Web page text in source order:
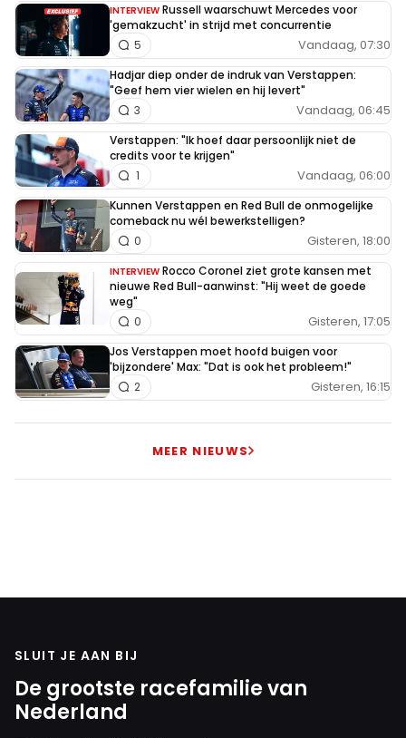
INTERVIEW Russell waarschuwt Mercedes voor
'gemakzucht' in strijd met concurrentie
Vandaag, 07:30
5
Hadjar diep onder de indruk van Verstappen:
"Geef hem vier wielen en hij levert"
Vandaag, 06:45
3
Verstappen: "Ik hoef daar persoonlijk niet de
credits voor te krijgen"
Vandaag, 06:00
1
Kunnen Verstappen en Red Bull de onmogelijke
comeback nu wél bewerkstelligen?
Gisteren, 18:00
0
INTERVIEW Rocco Coronel ziet grote kansen met
nieuwe Red Bull-aanwinst: "Hij weet de goede
weg"
Gisteren, 17:05
0
Jos Verstappen moet hoofd buigen voor
'bijzondere' Max: "Dat is ook het probleem!"
Gisteren, 16:15
2
MEER NIEUWS
SLUIT JE AAN BIJ
De grootste racefamilie van
Nederland